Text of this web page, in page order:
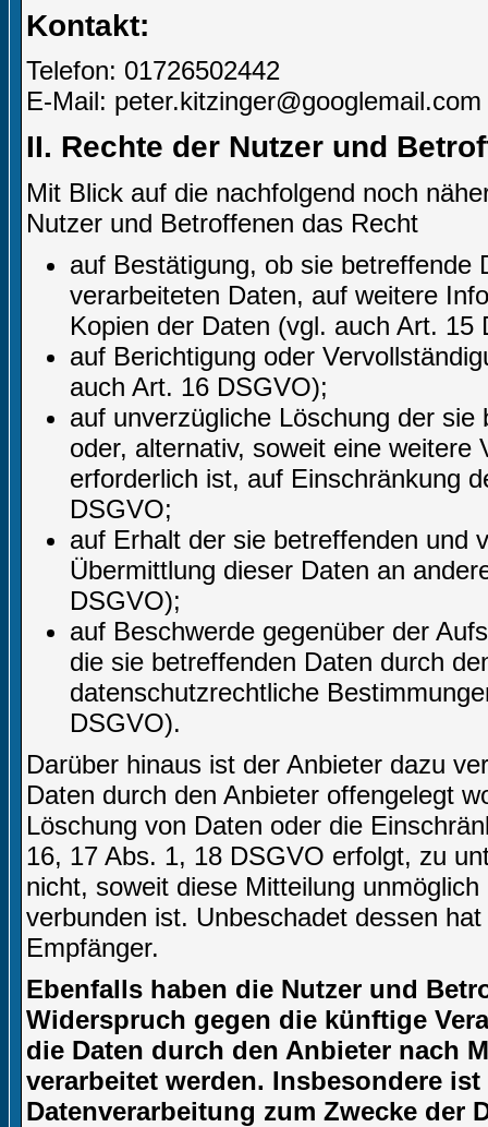
Kontakt:
Telefon: 01726502442
E-Mail: peter.kitzinger@googlemail.com
II. Rechte der Nutzer und
Mit Blick auf die nachfolgend noch
Nutzer und Betroffenen das Recht
auf Bestätigung, ob sie betreffende
verarbeiteten Daten, auf weitere
Kopien der Daten (vgl. auch Art. 15
auf Berichtigung oder
auch Art. 16 DSGVO);
auf unverzügliche Löschung der
oder, alternativ, soweit eine
erforderlich ist, auf Einschränkung
DSGVO;
auf Erhalt der sie betreffenden und
Übermittlung dieser Daten an
DSGVO);
auf Beschwerde gegenüber der
die sie betreffenden Daten durch
datenschutzrechtliche
DSGVO).
Darüber hinaus ist der Anbieter dazu
Daten durch den Anbieter offengelegt
Löschung von Daten oder die
16, 17 Abs. 1, 18 DSGVO erfolgt, zu
nicht, soweit diese Mitteilung
verbunden ist. Unbeschadet dessen
Empfänger.
Ebenfalls haben die Nutzer und
Widerspruch gegen die künftige
die Daten durch den Anbieter nach
verarbeitet werden. Insbesondere
Datenverarbeitung zum Zwecke der